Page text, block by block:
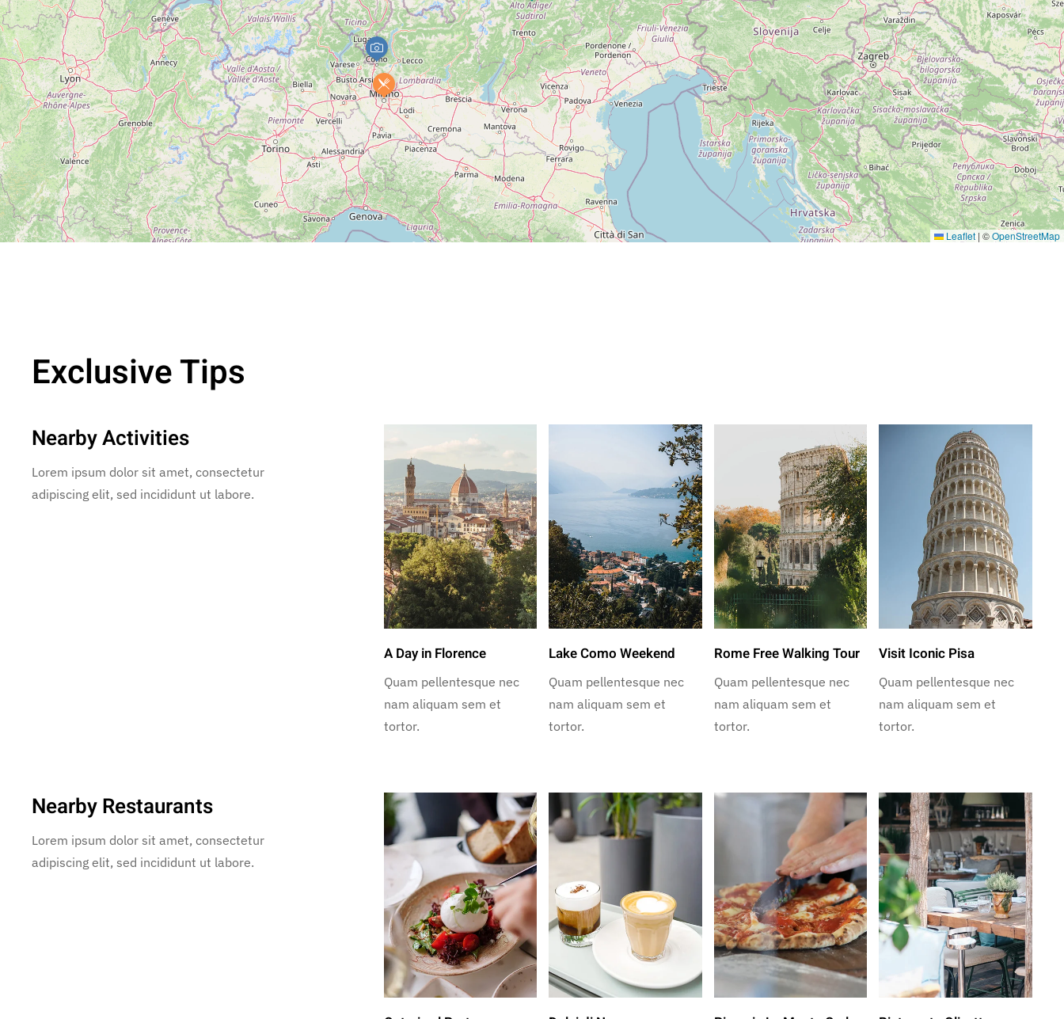
Leaflet | ©OpenStreetMap
Exclusive Tips
Nearby Activities
Lorem ipsum dolor sit amet, consectetur
adipiscing elit, sed incididunt ut labore.
A Day in Florence
Quam pellentesque nec
nam aliquam sem et
tortor.
Lake Como Weekend
Quam pellentesque nec
nam aliquam sem et
tortor.
Rome Free Walking Tour
Quam pellentesque nec
nam aliquam sem et
tortor.
Visit Iconic Pisa
Quam pellentesque nec
nam aliquam sem et
tortor.
Nearby Restaurants
Lorem ipsum dolor sit amet, consectetur
adipiscing elit, sed incididunt ut labore.